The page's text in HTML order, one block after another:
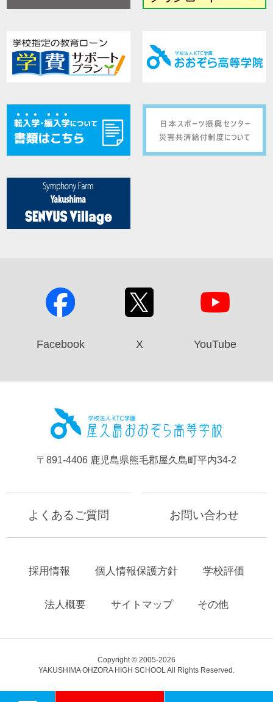
Facebook X YouTube
〒891-4406 鹿児島県熊毛郡屋久島町平内34-2
よくあるご質問 お問い合わせ
採用情報 個人情報保護方針 学校評価
法人概要 サイトマップ その他
Copyright © 2005-2026
YAKUSHIMA OHZORA HIGH SCHOOL All Rights Reserved.